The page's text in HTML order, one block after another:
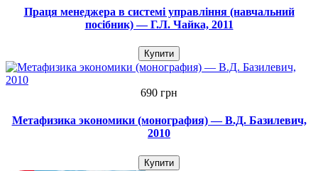
Праця менеджера в системі управління (навчальний
посібник) — Г.Л. Чайка, 2011
Купити
690 грн
Метафизика экономики (монография) — В.Д. Базилевич,
2010
Купити